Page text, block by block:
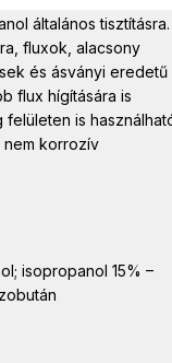
általános tisztításra.
fluxok, alacsony
és ásványi eredetű
flux hígítására is
felületen is
nem korrozív
isopropanol 15% –